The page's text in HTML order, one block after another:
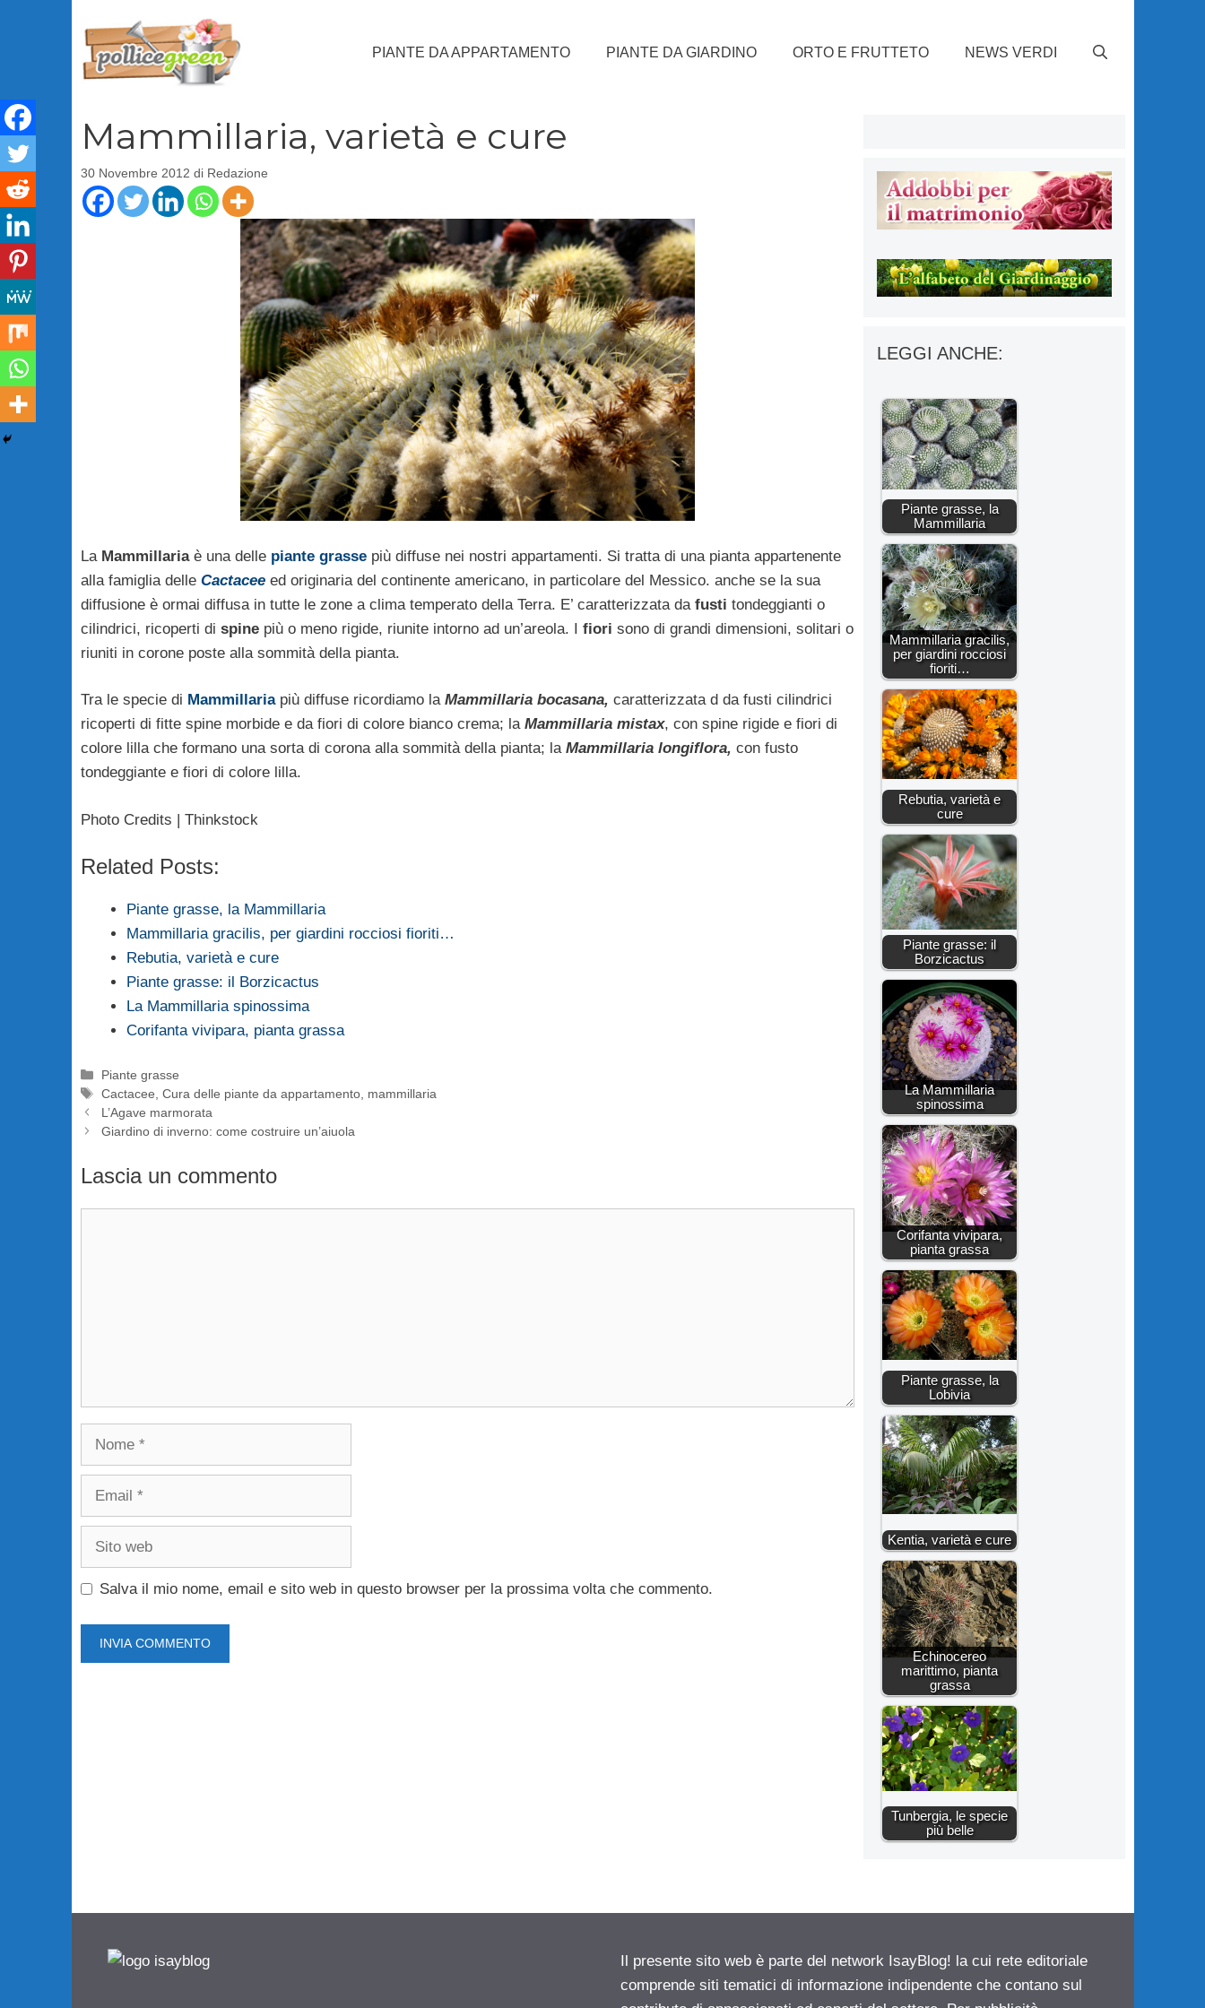
PIANTE DA APPARTAMENTO PIANTE DA GIARDINO ORTO E FRUTTETO NEWS VERDI
Mammillaria, varietà e cure
30 Novembre 2012 di Redazione
LaMammillariaè una delle piante grassepiù diffuse nei nostri appartamenti. Si tratta di una pianta appartenente
alla famiglia delle Cactaceeed originaria del continente americano, in particolare del Messico. anche se la sua
diffusione è ormai diffusa in tutte le zone a clima temperato della Terra. E’ caratterizzata da fusti tondeggianti o
cilindrici, ricoperti di spinepiù o meno rigide, riunite intorno ad un’areola. I fiori sono di grandi dimensioni, solitari o
riuniti in corone poste alla sommità della pianta.
Tra le specie di Mammillariapiù diffuse ricordiamo la Mammillaria bocasana, caratterizzata d da fusti cilindrici
ricoperti di fitte spine morbide e da fiori di colore bianco crema; la Mammillaria mistax, con spine rigide e fiori di
colore lilla che formano una sorta di corona alla sommità della pianta; la Mammillaria longiflora, con fusto
tondeggiante e fiori di colore lilla.
Photo Credits | Thinkstock
Related Posts:
Piante grasse, la Mammillaria
Mammillaria gracilis, per giardini rocciosi fioriti…
Rebutia, varietà e cure
Piante grasse: il Borzicactus
La Mammillaria spinossima
Corifanta vivipara, pianta grassa
Categorie
Piante grasse
Tag
Cactacee Cura delle piante da appartamento, mammillaria
L’Agave marmorata
Giardino di inverno: come costruire un’aiuola
Lascia un commento
Nome
Email
Sito
Salva il mio nome, email e sito web in questo browser per la prossima volta che commento.
LEGGI ANCHE:
Piante grasse, la
Mammillaria
Mammillaria gracilis,
per giardini rocciosi
fioriti…
Rebutia, varietà e
cure
Piante grasse: il
Borzicactus
La Mammillaria
spinossima
Corifanta vivipara,
pianta grassa
Piante grasse, la
Lobivia
Kentia, varietà e cure
Echinocereo
marittimo, pianta
grassa
Tunbergia, le specie
più belle
Il presente sito web è parte del network IsayBlog! la cui rete editoriale
comprende siti tematici di informazione indipendente che contano sul